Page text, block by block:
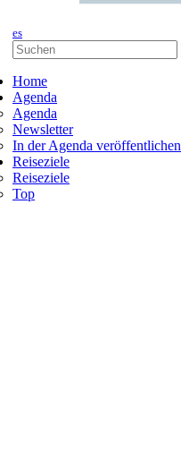
es
Home
Agenda
Agenda
Newsletter
In der Agenda veröffentlichen
Reiseziele
Reiseziele
Top